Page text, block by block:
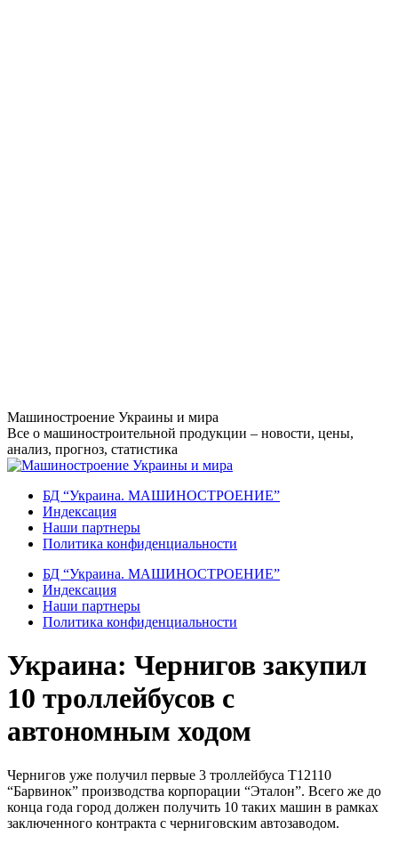
Перейти
к
содержанию
Машиностроение Украины и мира
Все о машиностроительной продукции – новости, цены,
анализ, прогноз, статистика
БД “Украина. МАШИНОСТРОЕНИЕ”
Индекcация
Наши партнеры
Политика конфиденциальности
БД “Украина. МАШИНОСТРОЕНИЕ”
Индекcация
Наши партнеры
Политика конфиденциальности
Украина: Чернигов закупил
10 троллейбусов с
автономным ходом
Чернигов уже получил первые 3 троллейбуса Т12110
“Барвинок” производства корпорации “Эталон”. Всего же до
конца года город должен получить 10 таких машин в рамках
заключенного контракта с черниговским автозаводом.